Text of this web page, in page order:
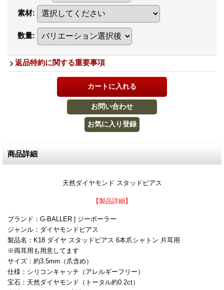
素材:
数量:
返品特約に関する重要事項
商品詳細
天然ダイヤモンド スタッドピアス
【製品詳細】
ブランド：G-BALLER | ジーボーラー
ジャンル：ダイヤモンドピアス
製品名：K18 ダイヤ スタッドピアス 6本爪シャトン 片耳用
※両耳用も用意してます
サイズ：約3.5mm（爪含め）
仕様：シリコンキャッチ（アレルギーフリー）
宝石：天然ダイヤモンド（トータル約0.2ct）